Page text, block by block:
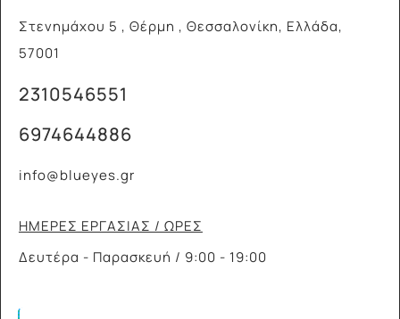
Στενημάχου 5 , Θέρμη , Θεσσαλονίκη, Ελλάδα,
57001
2310546551
6974644886
info@blueyes.gr
ΗΜΕΡΕΣ ΕΡΓΑΣΙΑΣ / ΩΡΕΣ
Δευτέρα - Παρασκευή / 9:00 - 19:00